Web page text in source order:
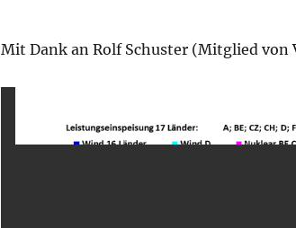
Mit Dank an Rolf Schuster (Mitglied